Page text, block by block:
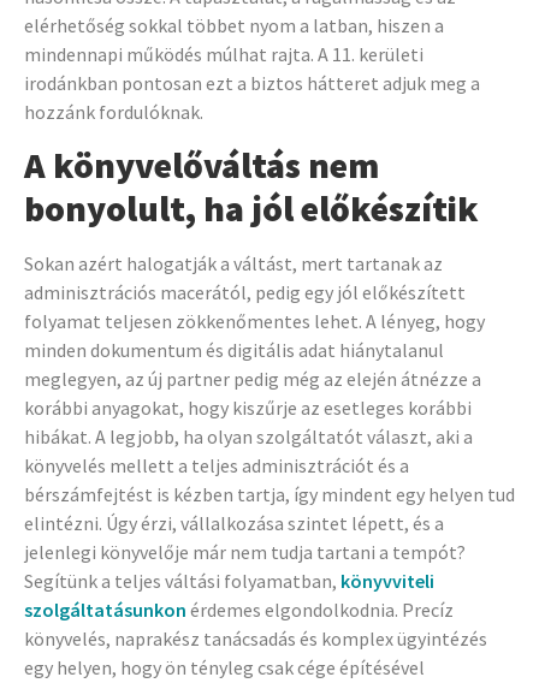
elérhetőség sokkal többet nyom a latban, hiszen a
mindennapi működés múlhat rajta. A 11. kerületi
irodánkban pontosan ezt a biztos hátteret adjuk meg a
hozzánk fordulóknak.
A könyvelőváltás nem
bonyolult, ha jól előkészítik
Sokan azért halogatják a váltást, mert tartanak az
adminisztrációs macerától, pedig egy jól előkészített
folyamat teljesen zökkenőmentes lehet. A lényeg, hogy
minden dokumentum és digitális adat hiánytalanul
meglegyen, az új partner pedig még az elején átnézze a
korábbi anyagokat, hogy kiszűrje az esetleges korábbi
hibákat. A legjobb, ha olyan szolgáltatót választ, aki a
könyvelés mellett a teljes adminisztrációt és a
bérszámfejtést is kézben tartja, így mindent egy helyen tud
elintézni. Úgy érzi, vállalkozása szintet lépett, és a
jelenlegi könyvelője már nem tudja tartani a tempót?
Segítünk a teljes váltási folyamatban, könyvviteli
szolgáltatásunkon érdemes elgondolkodnia. Precíz
könyvelés, naprakész tanácsadás és komplex ügyintézés
egy helyen, hogy ön tényleg csak cége építésével